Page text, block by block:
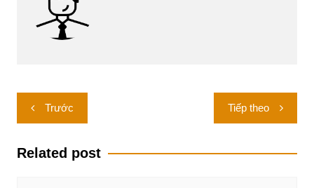
Điều
hướng
bài
Trước Tiếp theo
Related post